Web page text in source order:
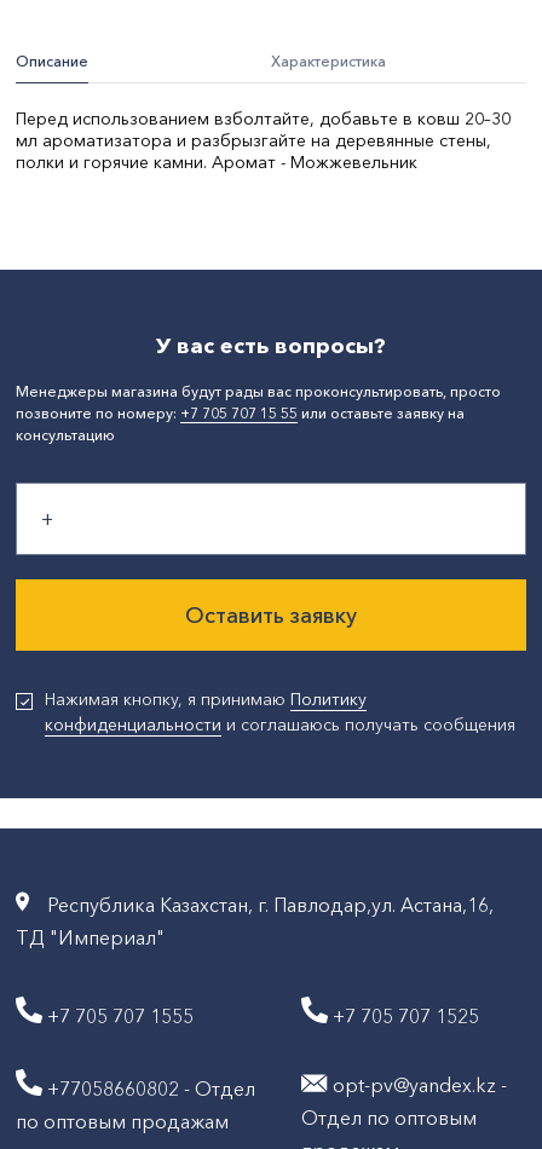
Описание Характеристика
Перед использованием взболтайте, добавьте в ковш 20–30
мл ароматизатора и разбрызгайте на деревянные стены,
полки и горячие камни. Аромат - Можжевельник
У вас есть вопросы?
Менеджеры магазина будут рады вас проконсультировать, просто
позвоните по номеру: +7 705 707 15 55 или оставьте заявку на
консультацию
Оставить заявку
Нажимая кнопку, я принимаю Политику
конфиденциальности и соглашаюсь получать сообщения
Республика Казахстан, г. Павлодар,ул. Астана,16,
ТД "Империал"
+7 705 707 1555 +7 705 707 1525
+77058660802 - Отдел
по оптовым продажам
opt-pv@yandex.kz -
Отдел по оптовым